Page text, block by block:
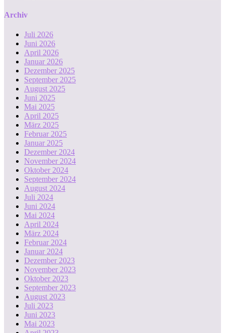
Archiv
Juli 2026
Juni 2026
April 2026
Januar 2026
Dezember 2025
September 2025
August 2025
Juni 2025
Mai 2025
April 2025
März 2025
Februar 2025
Januar 2025
Dezember 2024
November 2024
Oktober 2024
September 2024
August 2024
Juli 2024
Juni 2024
Mai 2024
April 2024
März 2024
Februar 2024
Januar 2024
Dezember 2023
November 2023
Oktober 2023
September 2023
August 2023
Juli 2023
Juni 2023
Mai 2023